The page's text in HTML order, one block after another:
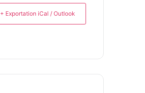
+ Exportation iCal / Outlook